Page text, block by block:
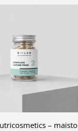
– maisto